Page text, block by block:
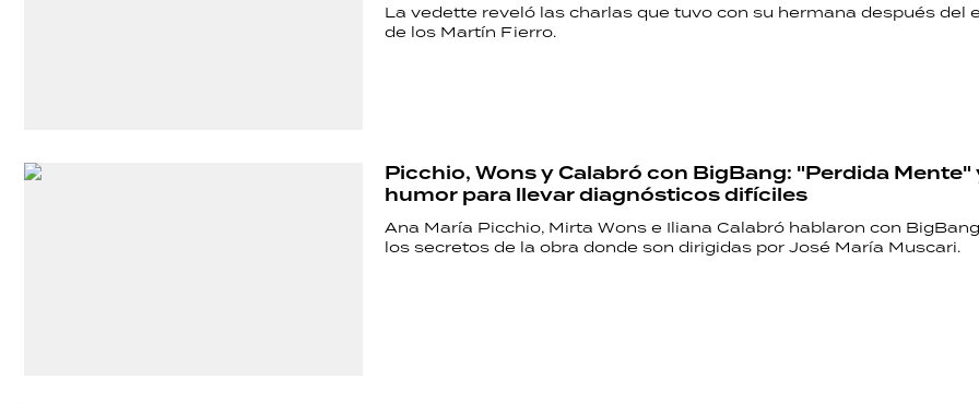
La vedette reveló las charlas que tuvo con su hermana después del
de los Martín Fierro.
Picchio, Wons y Calabró con BigBang: "Perdida Mente"
humor para llevar diagnósticos difíciles
Ana María Picchio, Mirta Wons e Iliana Calabró hablaron con
los secretos de la obra donde son dirigidas por José María Muscari.